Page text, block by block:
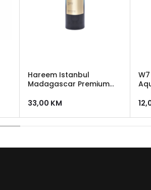
Hareem Istanbul
Madagascar Premium
33,00 KM